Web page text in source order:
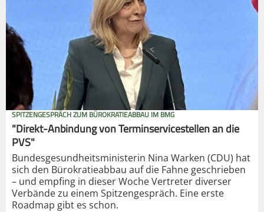
SPITZENGESPRÄCH ZUM BÜROKRATIEABBAU IM BMG
"Direkt-Anbindung von Terminservicestellen an die
PVS"
Bundesgesundheitsministerin Nina Warken (CDU) hat
sich den Bürokratieabbau auf die Fahne geschrieben
– und empfing in dieser Woche Vertreter diverser
Verbände zu einem Spitzengespräch. Eine erste
Roadmap gibt es schon.